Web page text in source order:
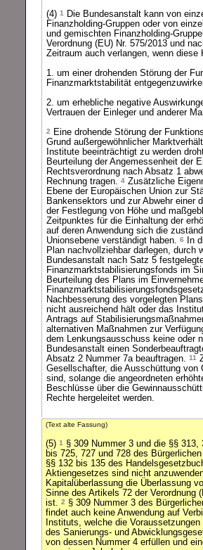
(4) 1
Die Bundesanstalt kann von
Finanzholding-Gruppen oder von
und gemischten Finanzholding-
Verordnung (EU) Nr. 575/2013 und
Zeitraum auch verlangen, wenn
1. um einer drohenden Störung der
Finanzmarktstabilität
2. um erhebliche negative
Vertrauen der Einleger und anderer
2
Eine drohende Störung der
Grund außergewöhnlicher
Institute beeinträchtigt zu werden
Beurteilung der Angemessenheit der
Rechtsverordnung nach Absatz 1
Rechnung tragen. 4 Zusätzliche
Ebene der Europäischen Union zur
Bankensektors und zur Abwehr einer
der Festlegung von Höhe und
Zeitpunktes für die Einhaltung der
auf deren Anwendung sich die
Unionsebene verständigt haben. 6
In
Plan nachvollziehbar darlegen, durch
Bundesanstalt nach Satz 5
Finanzmarktstabilisierungsfonds im
Beurteilung des Plans im
Nachbesserung des vorgelegten
nicht ausreichend hält oder das
Antrags auf
alternativen Maßnahmen zur
dem Lenkungsausschuss keine oder
Bundesanstalt einen
Absatz 2 Nummer 7a beauftragen. 11
Gesellschafter, die Ausschüttung von
sind, solange die angeordneten
Beschlüsse über die
Rechte hergeleitet werden.
(Text alte Fassung)
(5) 1
§ 309 Nummer 3 und die §§ 313,
bis 725, 727 und 728 des
§§ 132 bis 135 des
Aktiengesetzes sind nicht
Kapitalüberlassung die Überlassung
Sinne des Artikels 72 der Verordnung
ist. 2 § 309 Nummer 3 des
findet auch keine Anwendung auf
Instituts, welche die
des Sanierungs- und
von dessen Nummer 4 erfüllen und